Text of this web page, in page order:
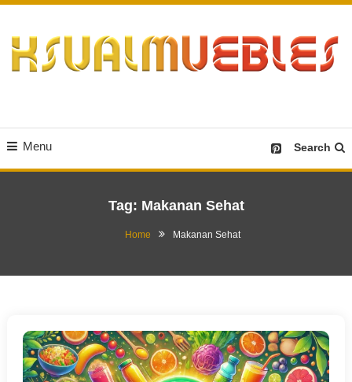
Content
Menu Search
Tag: Makanan Sehat
Home Makanan Sehat